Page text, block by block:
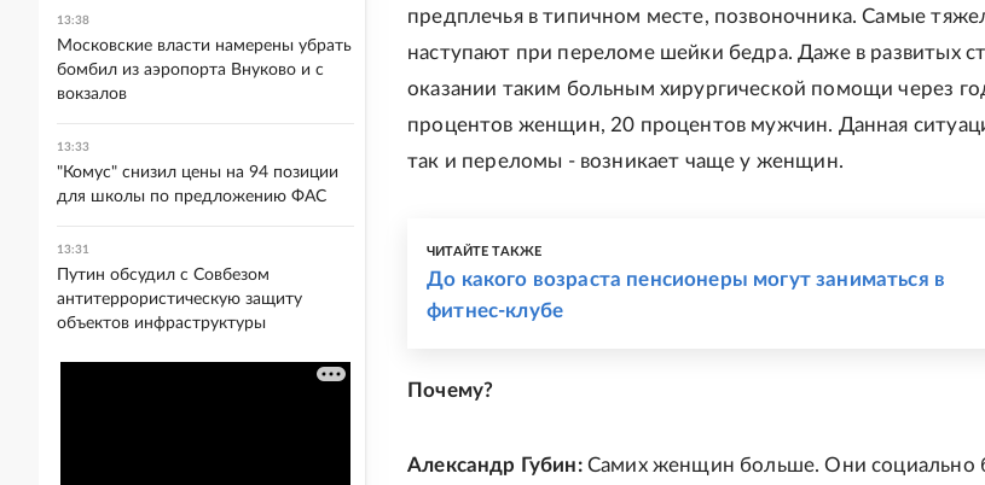
предплечья в типичном месте, позвоночника. Самые
наступают при переломе шейки бедра. Даже в развитых
оказании таким больным хирургической помощи через
процентов женщин, 20 процентов мужчин. Данная
так и переломы - возникает чаще у женщин.
ЧИТАЙТЕ ТАКЖЕ
До какого возраста пенсионеры могут заниматься в
фитнес-клубе
Почему?
Александр Губин:Самих женщин больше. Они социально
13:38
Московские власти намерены убрать
бомбил из аэропорта Внуково и с
вокзалов
13:33
"Комус" снизил цены на 94 позиции
для школы по предложению ФАС
13:31
Путин обсудил с Совбезом
антитеррористическую защиту
объектов инфраструктуры